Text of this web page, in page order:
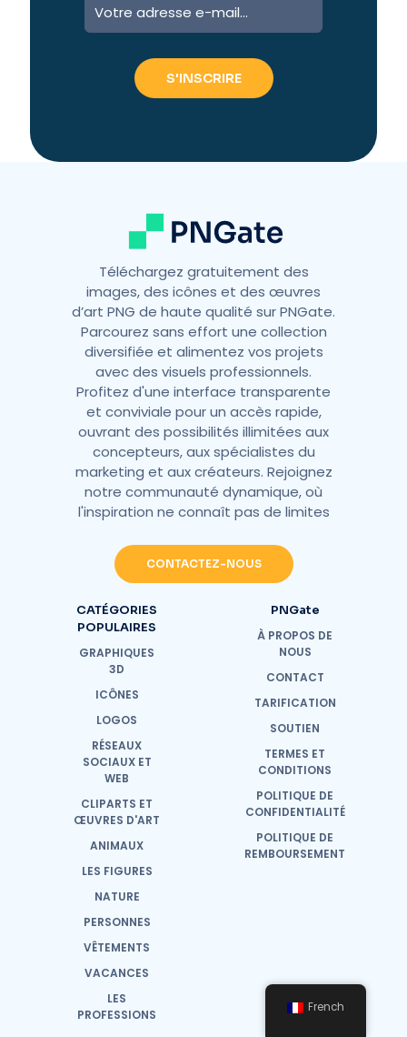
Téléchargez gratuitement des
images, des icônes et des œuvres
d’art PNG de haute qualité sur PNGate.
Parcourez sans effort une collection
diversifiée et alimentez vos projets
avec des visuels professionnels.
Profitez d'une interface transparente
et conviviale pour un accès rapide,
ouvrant des possibilités illimitées aux
concepteurs, aux spécialistes du
marketing et aux créateurs. Rejoignez
notre communauté dynamique, où
l'inspiration ne connaît pas de limites
CONTACTEZ-NOUS
CATÉGORIES
POPULAIRES
GRAPHIQUES
3D
ICÔNES
LOGOS
RÉSEAUX
SOCIAUX ET
WEB
CLIPARTS ET
ŒUVRES D'ART
ANIMAUX
LES FIGURES
NATURE
PERSONNES
VÊTEMENTS
VACANCES
LES
PROFESSIONS
PNGate
À PROPOS DE
NOUS
CONTACT
TARIFICATION
SOUTIEN
TERMES ET
CONDITIONS
POLITIQUE DE
CONFIDENTIALITÉ
POLITIQUE DE
REMBOURSEMENT
French